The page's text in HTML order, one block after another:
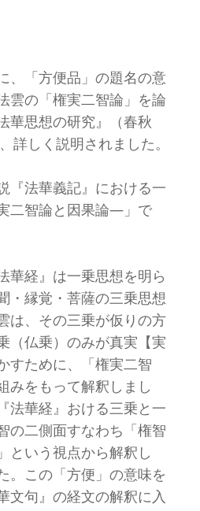
、「方便品」の題名の意
雲の「権実二智論」を論
華思想の研究』（春秋
詳しく説明されました。
『法華義記』における一
智論と因果論―」で
華経』は一乗思想を明ら
・縁覚・菩薩の三乗思想
は、その三乗が仮りの方
（仏乗）のみが真実【実
すために、「権実二智
みをもって解釈しまし
法華経』おける三乗と一
の二側面すなわち「権智
という視点から解釈し
。この「方便」の意味を
文句』の経文の解釈に入